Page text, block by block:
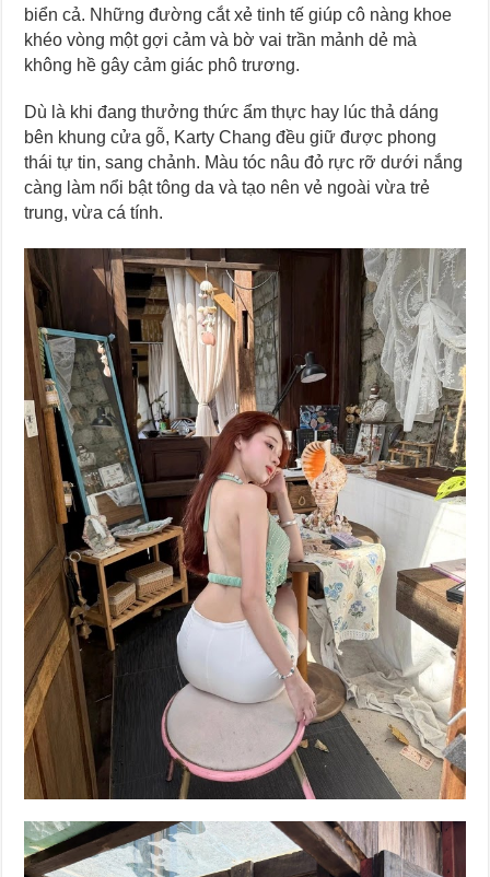
biển cả. Những đường cắt xẻ tinh tế giúp cô nàng khoe
khéo vòng một gợi cảm và bờ vai trần mảnh dẻ mà
không hề gây cảm giác phô trương.
Dù là khi đang thưởng thức ẩm thực hay lúc thả dáng
bên khung cửa gỗ, Karty Chang đều giữ được phong
thái tự tin, sang chảnh. Màu tóc nâu đỏ rực rỡ dưới nắng
càng làm nổi bật tông da và tạo nên vẻ ngoài vừa trẻ
trung, vừa cá tính.